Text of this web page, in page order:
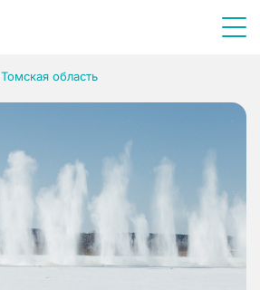
Томская область